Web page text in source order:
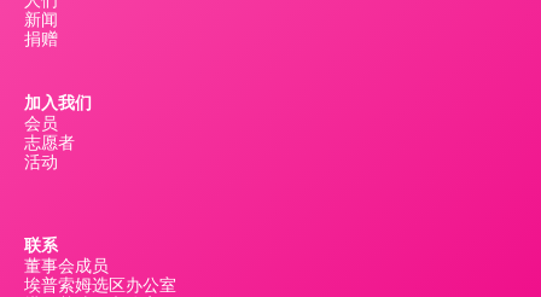
新闻
捐赠
加入我们
会员
志愿者
活动
联系
董事会成员
埃普索姆选区办公室